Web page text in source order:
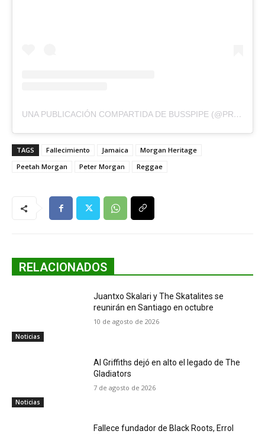
UNA PUBLICACIÓN COMPARTIDA DE BUSSPIPE (@PRESSUREBUSSPIPE)
TAGS Fallecimiento Jamaica
Morgan Heritage
Peetah Morgan
Peter Morgan Reggae
RELACIONADOS
Noticias
Juantxo Skalari y The Skatalites se
reunirán en Santiago en octubre
10 de agosto de 2026
Noticias
Al Griffiths dejó en alto el legado de The
Gladiators
7 de agosto de 2026
Fallece fundador de Black Roots, Errol